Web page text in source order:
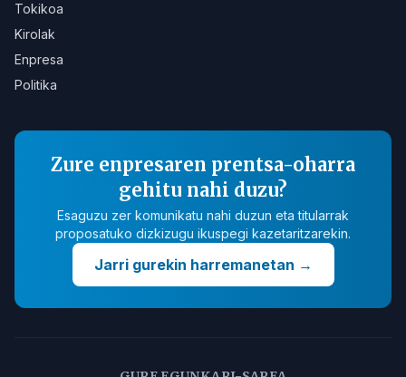
Tokikoa
Kirolak
Enpresa
Politika
Zure enpresaren prentsa-oharra
gehitu nahi duzu?
Esaguzu zer komunikatu nahi duzun eta titularrak
proposatuko dizkizugu ikuspegi kazetaritzarekin.
Jarri gurekin harremanetan →